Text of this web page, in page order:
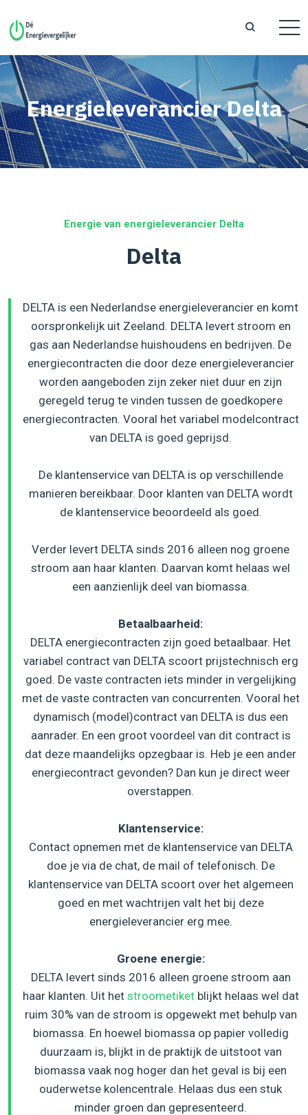
Energieleverancier Delta
Energie van energieleverancier Delta
Delta
DELTA is een Nederlandse energieleverancier en komt
oorspronkelijk uit Zeeland. DELTA levert stroom en
gas aan Nederlandse huishoudens en bedrijven. De
energiecontracten die door deze energieleverancier
worden aangeboden zijn zeker niet duur en zijn
geregeld terug te vinden tussen de goedkopere
energiecontracten. Vooral het variabel modelcontract
van DELTA is goed geprijsd.
De klantenservice van DELTA is op verschillende
manieren bereikbaar. Door klanten van DELTA wordt
de klantenservice beoordeeld als goed.
Verder levert DELTA sinds 2016 alleen nog groene
stroom aan haar klanten. Daarvan komt helaas wel
een aanzienlijk deel van biomassa.
Betaalbaarheid:
DELTA energiecontracten zijn goed betaalbaar. Het
variabel contract van DELTA scoort prijstechnisch erg
goed. De vaste contracten iets minder in vergelijking
met de vaste contracten van concurrenten. Vooral het
dynamisch (model)contract van DELTA is dus een
aanrader. En een groot voordeel van dit contract is
dat deze maandelijks opzegbaar is. Heb je een ander
energiecontract gevonden? Dan kun je direct weer
overstappen.
Klantenservice:
Contact opnemen met de klantenservice van DELTA
doe je via de chat, de mail of telefonisch. De
klantenservice van DELTA scoort over het algemeen
goed en met wachtrijen valt het bij deze
energieleverancier erg mee.
Groene energie:
DELTA levert sinds 2016 alleen groene stroom aan
haar klanten. Uit het stroometiketblijkt helaas wel dat
ruim 30% van de stroom is opgewekt met behulp van
biomassa. En hoewel biomassa op papier volledig
duurzaam is, blijkt in de praktijk de uitstoot van
biomassa vaak nog hoger dan het geval is bij een
ouderwetse kolencentrale. Helaas dus een stuk
minder groen dan gepresenteerd.